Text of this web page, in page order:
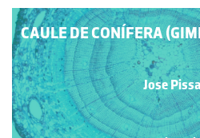
CAULE DE CONÍFERA
Jose